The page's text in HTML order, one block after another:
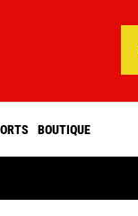
BOUTIQUE